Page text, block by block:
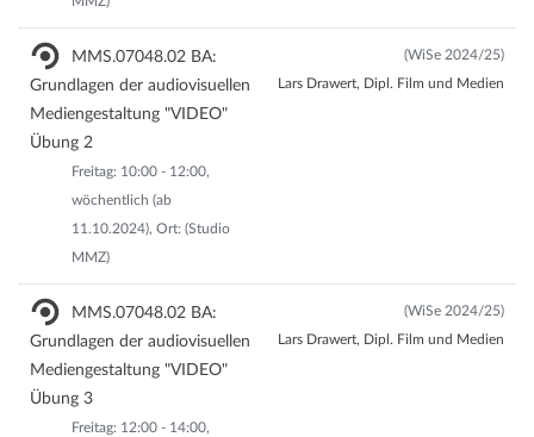
MMS.07048.02 BA:
Grundlagen der audiovisuellen
Mediengestaltung "VIDEO"
Übung 2
Freitag: 10:00 - 12:00,
wöchentlich (ab
11.10.2024), Ort: (Studio
MMZ)
(WiSe 2024/25)
Lars Drawert, Dipl. Film und Medien
MMS.07048.02 BA:
Grundlagen der audiovisuellen
Mediengestaltung "VIDEO"
Übung 3
Freitag: 12:00 - 14:00,
(WiSe 2024/25)
Lars Drawert, Dipl. Film und Medien